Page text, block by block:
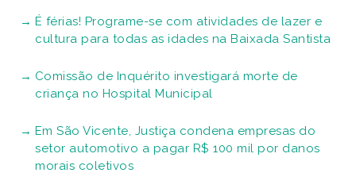
É férias! Programe-se com atividades de lazer e
cultura para todas as idades na Baixada Santista
Comissão de Inquérito investigará morte de
criança no Hospital Municipal
Em São Vicente, Justiça condena empresas do
setor automotivo a pagar R$ 100 mil por danos
morais coletivos